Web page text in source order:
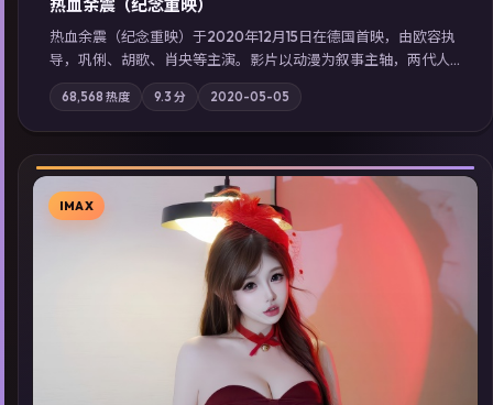
热血余震（纪念重映）
热血余震（纪念重映）于2020年12月15日在德国首映，由欧容执
导，巩俐、胡歌、肖央等主演。影片以动漫为叙事主轴，两代人
的执念在暴风雨夜正面相撞；摄影与配乐强化地域气质；站内亦
可通过「国产免费观看高清电视剧在线看」延展检索同类型高分
佳作，畅享高清在线追剧体验。
68,568 热度 9.3 分 2020-05-05
▶
IMAX